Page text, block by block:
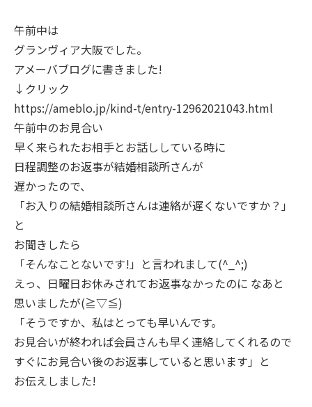
午前中は
グランヴィア大阪でした。
アメーバブログに書きました!
↓クリック
https://ameblo.jp/kind-t/entry-12962021043.html
午前中のお見合い
早く来られたお相手とお話ししている時に
日程調整のお返事が結婚相談所さんが
遅かったので、
「お入りの結婚相談所さんは連絡が遅くないですか？」
と
お聞きしたら
「そんなことないです!」と言われまして(^_^;)
えっ、日曜日お休みされてお返事なかったのに なあと
思いましたが(≧▽≦)
「そうですか、私はとっても早いんです。
お見合いが終われば会員さんも早く連絡してくれるので
すぐにお見合い後のお返事していると思います」と
お伝えしました!